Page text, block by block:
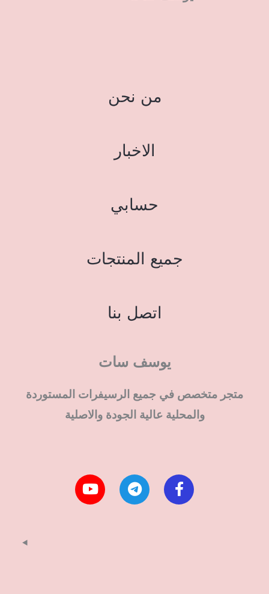
من نحن
الاخبار
حسابي
جميع المنتجات
اتصل بنا
يوسف سات
متجر متخصص في جميع الرسيفرات المستوردة
والمحلية عالية الجودة والاصلية